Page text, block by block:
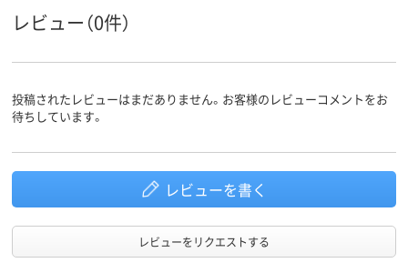
コネクタ
Type-A
保証期間 1年
レビュー（0件）
投稿されたレビューはまだありません。お客様のレビューコメントをお
待ちしています。
レビューを書く
レビューをリクエストする